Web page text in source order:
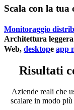
Scala con la tua
Monitoraggio
Architettura leggera
Web, desktope app
Risultati
Aziende reali che
scalare in modo